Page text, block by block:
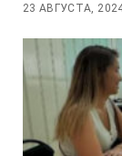
23 АВГУСТА,